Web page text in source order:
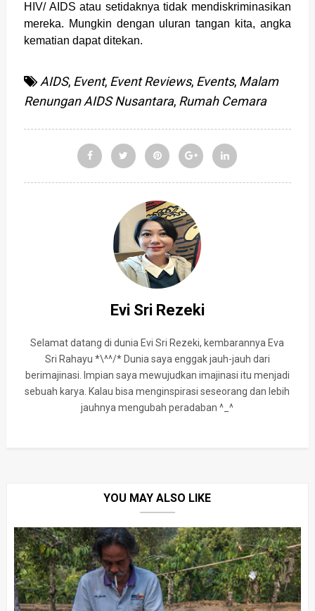
HIV/ AIDS atau setidaknya tidak mendiskriminasikan
mereka. Mungkin dengan uluran tangan kita, angka
kematian dapat ditekan.
AIDS, Event, Event Reviews, Events, Malam
Renungan AIDS Nusantara, Rumah Cemara
Evi Sri Rezeki
Selamat datang di dunia Evi Sri Rezeki, kembarannya Eva
Sri Rahayu *\^^/* Dunia saya enggak jauh-jauh dari
berimajinasi. Impian saya mewujudkan imajinasi itu menjadi
sebuah karya. Kalau bisa menginspirasi seseorang dan lebih
jauhnya mengubah peradaban ^_^
YOU MAY ALSO LIKE